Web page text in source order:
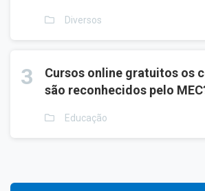
Diversos
3
Cursos online gratuitos os
são reconhecidos pelo
Educação